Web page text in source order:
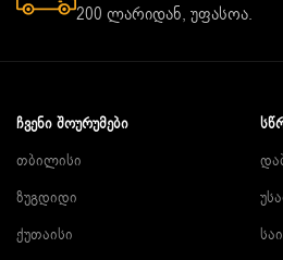
200 ლარიდან, უფასოა.
ᲩᲕᲔᲜᲘ ᲨᲝᲣᲠᲣᲛᲔᲑᲘ
თბილისი
ზუგდიდი
ქუთაისი